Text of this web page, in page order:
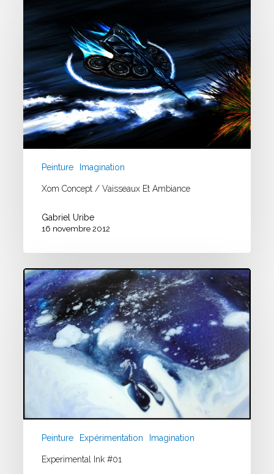
vaisseaux
Ambiance
Peinture Imagination
Xom Concept / Vaisseaux Et Ambiance
Gabriel Uribe
16 novembre 2012
Experimental
Ink
#01
Peinture Expérimentation Imagination
Experimental Ink #01